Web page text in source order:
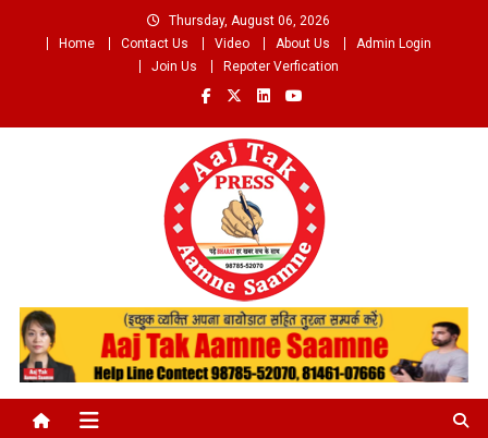
Thursday, August 06, 2026
Home
Contact Us Video About Us
Admin Login
Join Us
Repoter Verfication
Aaj Tak Aamne Saamne.com